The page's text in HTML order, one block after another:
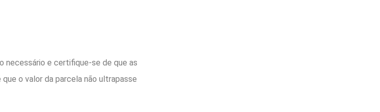
necessário e certifique-se de que as
o valor da parcela não ultrapasse